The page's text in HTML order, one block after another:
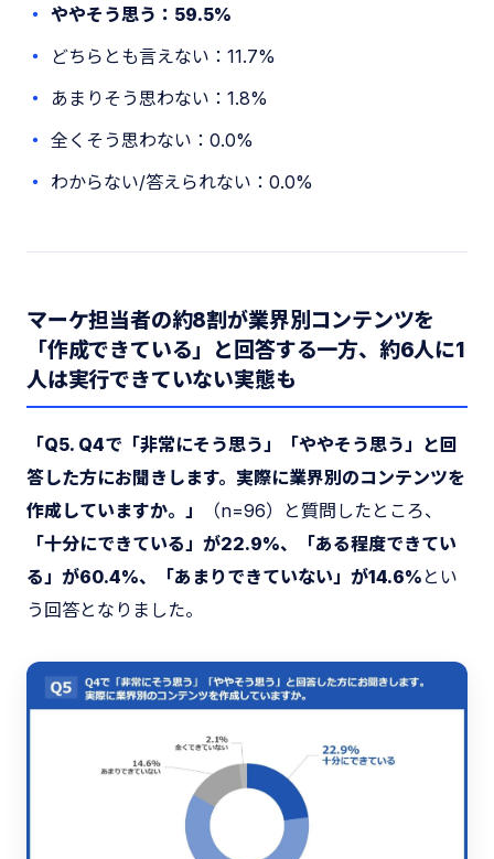
ややそう思う：59.5%
どちらとも言えない：11.7%
あまりそう思わない：1.8%
全くそう思わない：0.0%
わからない/答えられない：0.0%
マーケ担当者の約8割が業界別コンテンツを
「作成できている」と回答する一方、約6人に1
人は実行できていない実態も
「Q5. Q4で「非常にそう思う」「ややそう思う」と回
答した方にお聞きします。実際に業界別のコンテンツを
作成していますか。」
（n=96）と質問したところ、
「十分にできている」が22.9%、「ある程度できてい
る」が60.4%、「あまりできていない」が14.6% とい
う回答となりました。